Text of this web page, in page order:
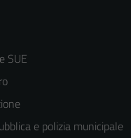
SUE
e polizia municipale
personali.